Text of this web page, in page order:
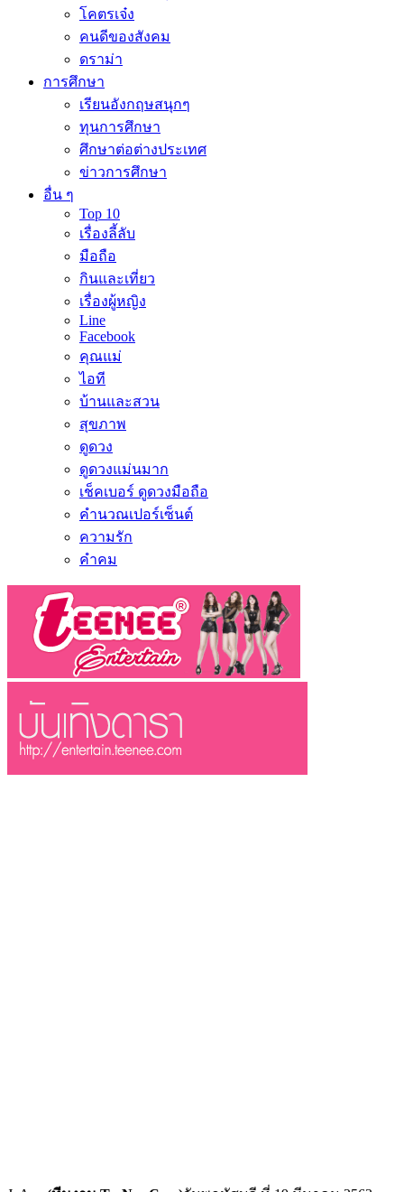
โคตรเจ๋ง
คนดีของสังคม
ดราม่า
การศึกษา
เรียนอังกฤษสนุกๆ
ทุนการศึกษา
ศึกษาต่อต่างประเทศ
ข่าวการศึกษา
อื่น ๆ
Top 10
เรื่องลี้ลับ
มือถือ
กินและเที่ยว
เรื่องผู้หญิง
Line
Facebook
คุณแม่
ไอที
บ้านและสวน
สุขภาพ
ดูดวง
ดูดวงแม่นมาก
เช็คเบอร์ ดูดวงมือถือ
คำนวณเปอร์เซ็นต์
ความรัก
คำคม